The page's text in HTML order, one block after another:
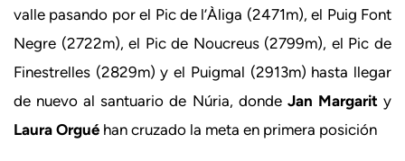
valle pasando por el Pic de l’Àliga (2471m), el Puig Font
Negre (2722m), el Pic de Noucreus (2799m), el Pic de
Finestrelles (2829m) y el Puigmal (2913m) hasta llegar
de nuevo al santuario de Núria, dondeJan Margarity
Laura Orgué han cruzado la meta en primera posición